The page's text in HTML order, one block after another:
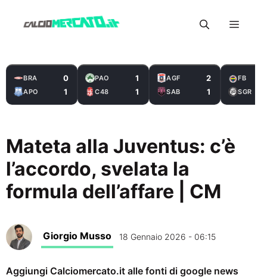
Menu
BRA 0
APO 1
PAO 1
C48 1
AGF 2
SAB 1
FB
SGR
Mateta alla Juventus: c’è
l’accordo, svelata la
formula dell’affare | CM
Giorgio Musso 18 Gennaio 2026 - 06:15
Aggiungi Calciomercato.it alle fonti di google news